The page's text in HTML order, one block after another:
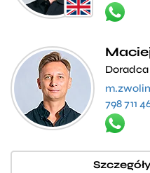
798 711